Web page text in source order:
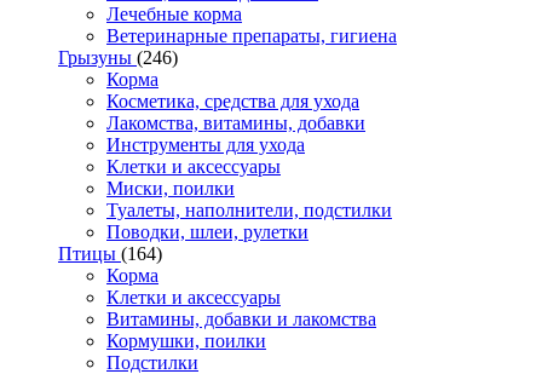
Лечебные корма
Ветеринарные препараты, гигиена
Грызуны (246)
Корма
Косметика, средства для ухода
Лакомства, витамины, добавки
Инструменты для ухода
Клетки и аксессуары
Миски, поилки
Туалеты, наполнители, подстилки
Поводки, шлеи, рулетки
Птицы (164)
Корма
Клетки и аксессуары
Витамины, добавки и лакомства
Кормушки, поилки
Подстилки